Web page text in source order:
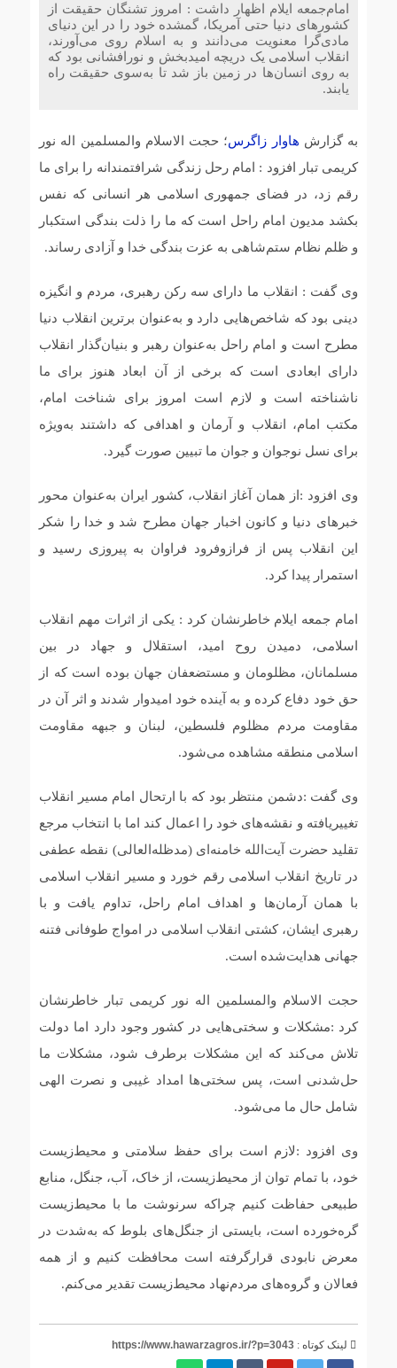
امام‌جمعه ایلام اظهار داشت : امروز تشنگان حقیقت از
کشورهای دنیا حتی آمریکا، گمشده خود را در این دنیای
مادی‌گرا معنویت می‌دانند و به اسلام روی می‌آورند،
انقلاب اسلامی یک دریچه امیدبخش و نورافشانی بود که
به روی انسان‌ها در زمین باز شد تا به‌سوی حقیقت راه
یابند.
به گزارش هاوار زاگرس؛ حجت الاسلام والمسلمین اله نور
کریمی تبار افزود : امام رحل زندگی شرافتمندانه را برای ما
رقم زد، در فضای جمهوری اسلامی هر انسانی که نفس
بکشد مدیون امام راحل است که ما را ذلت بندگی استکبار
و ظلم نظام ستم‌شاهی به عزت بندگی خدا و آزادی رساند.
وی گفت : انقلاب ما دارای سه رکن رهبری، مردم و انگیزه
دینی بود که شاخص‌هایی دارد و به‌عنوان برترین انقلاب دنیا
مطرح است و امام راحل به‌عنوان رهبر و بنیان‌گذار انقلاب
دارای ابعادی است که برخی از آن ابعاد هنوز برای ما
ناشناخته است و لازم است امروز برای شناخت امام،
مکتب امام، انقلاب و آرمان و اهدافی که داشتند به‌ویژه
برای نسل نوجوان و جوان ما تبیین صورت گیرد.
وی افزود :از همان آغاز انقلاب، کشور ایران به‌عنوان محور
خبرهای دنیا و کانون اخبار جهان مطرح شد و خدا را شکر
این انقلاب پس از فرازوفرود فراوان به پیروزی رسید و
استمرار پیدا کرد.
امام جمعه ایلام خاطرنشان کرد : یکی از اثرات مهم انقلاب
اسلامی، دمیدن روح امید، استقلال و جهاد در بین
مسلمانان، مظلومان و مستضعفان جهان بوده است که از
حق خود دفاع کرده و به آینده خود امیدوار شدند و اثر آن در
مقاومت مردم مظلوم فلسطین، لبنان و جبهه مقاومت
اسلامی منطقه مشاهده می‌شود.
وی گفت :دشمن منتظر بود که با ارتحال امام مسیر انقلاب
تغییریافته و نقشه‌های خود را اعمال کند اما با انتخاب مرجع
تقلید حضرت آیت‌الله خامنه‌ای (مدظله‌العالی) نقطه عطفی
در تاریخ انقلاب اسلامی رقم خورد و مسیر انقلاب اسلامی
با همان آرمان‌ها و اهداف امام راحل، تداوم یافت و با
رهبری ایشان، کشتی انقلاب اسلامی در امواج طوفانی فتنه
جهانی هدایت‌شده است.
حجت الاسلام والمسلمین اله نور کریمی تبار خاطرنشان
کرد :مشکلات و سختی‌هایی در کشور وجود دارد اما دولت
تلاش می‌کند که این مشکلات برطرف شود، مشکلات ما
حل‌شدنی است، پس سختی‌ها امداد غیبی و نصرت الهی
شامل حال ما می‌شود.
وی افزود :لازم است برای حفظ سلامتی و محیط‌زیست
خود، با تمام توان از محیط‌زیست، از خاک، آب، جنگل، منابع
طبیعی حفاظت کنیم چراکه سرنوشت ما با محیط‌زیست
گره‌خورده است، بایستی از جنگل‌های بلوط که به‌شدت در
معرض نابودی قرارگرفته است محافظت کنیم و از همه
فعالان و گروه‌های مردم‌نهاد محیط‌زیست تقدیر می‌کنم.
لینک کوتاه : https://www.hawarzagros.ir/?p=3043